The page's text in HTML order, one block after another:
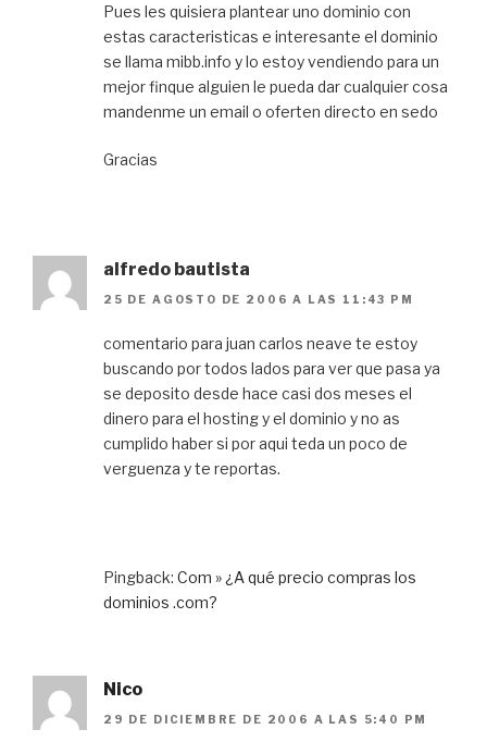
Pues les quisiera plantear uno dominio con
estas caracteristicas e interesante el dominio
se llama mibb.info y lo estoy vendiendo para un
mejor finque alguien le pueda dar cualquier cosa
mandenme un email o oferten directo en sedo
Gracias
alfredo bautista
25 DE AGOSTO DE 2006 A LAS 11:43 PM
comentario para juan carlos neave te estoy
buscando por todos lados para ver que pasa ya
se deposito desde hace casi dos meses el
dinero para el hosting y el dominio y no as
cumplido haber si por aqui teda un poco de
verguenza y te reportas.
Pingback: Com » ¿A qué precio compras los
dominios .com?
Nico
29 DE DICIEMBRE DE 2006 A LAS 5:40 PM